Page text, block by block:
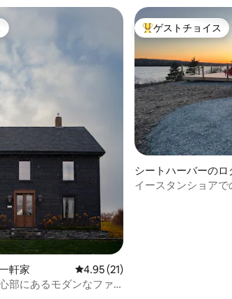
星の平均評価
軒家 レビュー21件、5つ星中4.95つ星
4.95 (21)
部にあるモダンなファ
大好評のゲストチ
ゲストチョイス
シートハーバーのロ
イースタンショアで